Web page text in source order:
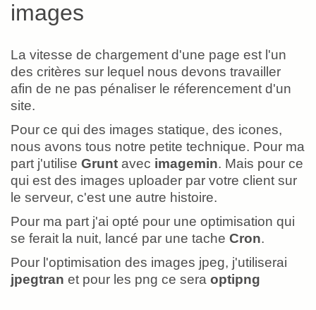
La vitesse de chargement d'une page est l'un
des critères sur lequel nous devons travailler
afin de ne pas pénaliser le réferencement d'un
site.
Pour ce qui des images statique, des icones,
nous avons tous notre petite technique. Pour ma
part j'utilise Grunt avec imagemin. Mais pour ce
qui est des images uploader par votre client sur
le serveur, c'est une autre histoire.
Pour ma part j'ai opté pour une optimisation qui
se ferait la nuit, lancé par une tache Cron.
Pour l'optimisation des images jpeg, j'utiliserai
jpegtran et pour les png ce sera optipng